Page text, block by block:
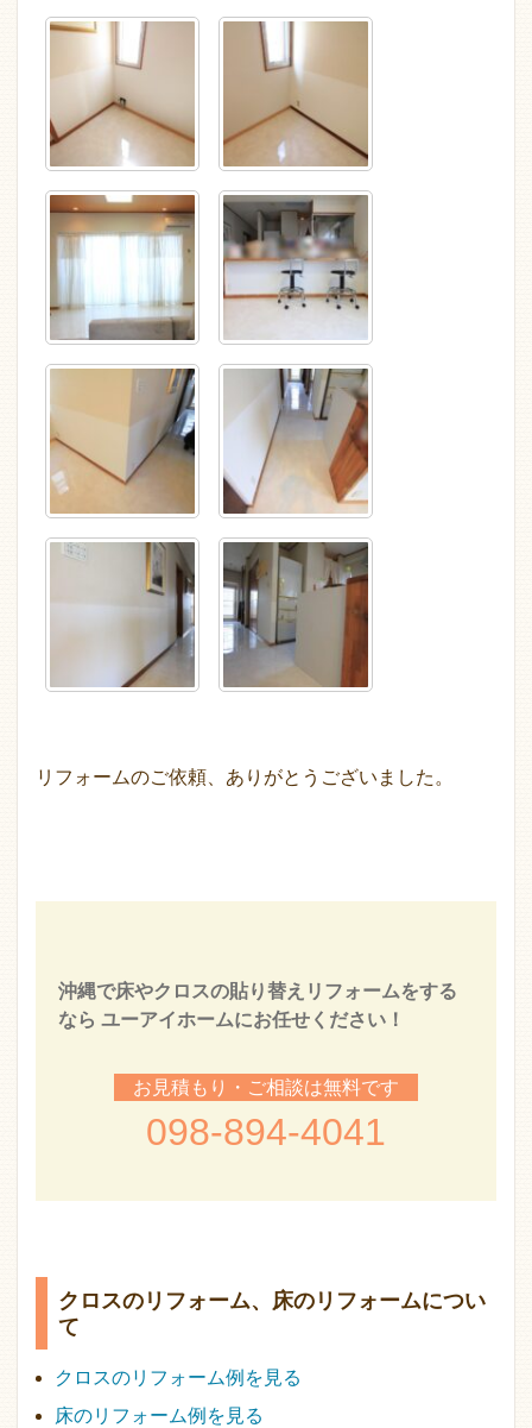
リフォームのご依頼、ありがとうございました。
沖縄で床やクロスの貼り替えリフォームをする
なら ユーアイホームにお任せください！
お見積もり・ご相談は無料です
098-894-4041
クロスのリフォーム、床のリフォームについ
て
クロスのリフォーム例を見る
床のリフォーム例を見る